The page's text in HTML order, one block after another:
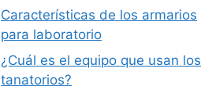
Características de los armarios
para laboratorio
¿Cuál es el equipo que usan los
tanatorios?